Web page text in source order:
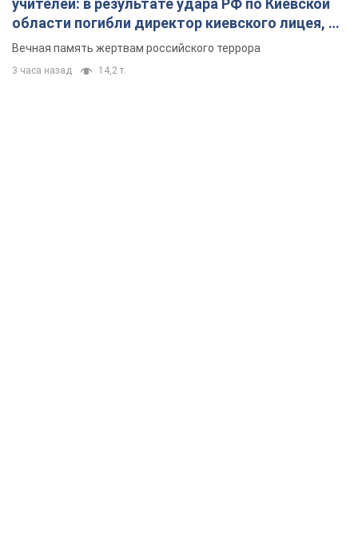
области погибли директор киевского лицея, её
муж и внук
Вечная память жертвам российского террора
3 часа назад 14,2 т.